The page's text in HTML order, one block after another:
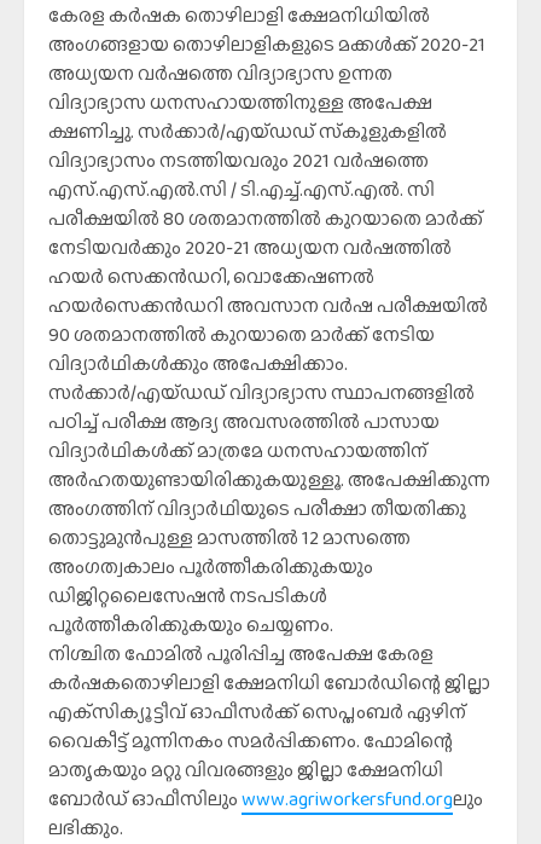
കേരള കര്‍ഷക തൊഴിലാളി ക്ഷേമനിധിയില്‍
അംഗങ്ങളായ തൊഴിലാളികളുടെ മക്കള്‍ക്ക് 2020-21
അധ്യയന വര്‍ഷത്തെ വിദ്യാഭ്യാസ ഉന്നത
വിദ്യാഭ്യാസ ധനസഹായത്തിനുള്ള അപേക്ഷ
ക്ഷണിച്ചു. സര്‍ക്കാര്‍/എയ്ഡഡ് സ്‌കൂളുകളില്‍
വിദ്യാഭ്യാസം നടത്തിയവരും 2021 വര്‍ഷത്തെ
എസ്.എസ്.എല്‍.സി / ടി.എച്ച്.എസ്.എല്‍. സി
പരീക്ഷയില്‍ 80 ശതമാനത്തില്‍ കുറയാതെ മാര്‍ക്ക്
നേടിയവര്‍ക്കും 2020-21 അധ്യയന വര്‍ഷത്തില്‍
ഹയര്‍ സെക്കന്‍ഡറി, വൊക്കേഷണല്‍
ഹയര്‍സെക്കന്‍ഡറി അവസാന വര്‍ഷ പരീക്ഷയില്‍
90 ശതമാനത്തില്‍ കുറയാതെ മാര്‍ക്ക് നേടിയ
വിദ്യാര്‍ഥികള്‍ക്കും അപേക്ഷിക്കാം.
സര്‍ക്കാര്‍/എയ്ഡഡ് വിദ്യാഭ്യാസ സ്ഥാപനങ്ങളില്‍
പഠിച്ച് പരീക്ഷ ആദ്യ അവസരത്തില്‍ പാസായ
വിദ്യാര്‍ഥികള്‍ക്ക് മാത്രമേ ധനസഹായത്തിന്
അര്‍ഹതയുണ്ടായിരിക്കുകയുള്ളൂ. അപേക്ഷിക്കുന്ന
അംഗത്തിന് വിദ്യാര്‍ഥിയുടെ പരീക്ഷാ തീയതിക്കു
തൊട്ടുമുന്‍പുള്ള മാസത്തില്‍ 12 മാസത്തെ
അംഗത്വകാലം പൂര്‍ത്തീകരിക്കുകയും
ഡിജിറ്റലൈസേഷന്‍ നടപടികള്‍
പൂര്‍ത്തീകരിക്കുകയും ചെയ്യണം.
നിശ്ചിത ഫോമില്‍ പൂരിപ്പിച്ച അപേക്ഷ കേരള
കര്‍ഷകതൊഴിലാളി ക്ഷേമനിധി ബോര്‍ഡിന്റെ ജില്ലാ
എക്‌സിക്യൂട്ടീവ് ഓഫീസര്‍ക്ക് സെപ്തംബര്‍ ഏഴിന്
വൈകീട്ട് മൂന്നിനകം സമര്‍പ്പിക്കണം. ഫോമിന്റെ
മാതൃകയും മറ്റു വിവരങ്ങളും ജില്ലാ ക്ഷേമനിധി
ബോര്‍ഡ് ഓഫീസിലുംwww.agriworkersfund.orgലും
ലഭിക്കും.